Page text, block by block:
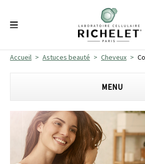
Accueil Astuces beauté Cheveux
MENU